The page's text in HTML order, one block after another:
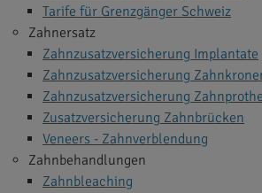
Tarife für Grenzgänger Schweiz
Zahnersatz
Zahnzusatzversicherung Implantate
Zahnzusatzversicherung
Zahnzusatzversicherung
Zusatzversicherung Zahnbrücken
Veneers - Zahnverblendung
Zahnbehandlungen
Zahnbleaching